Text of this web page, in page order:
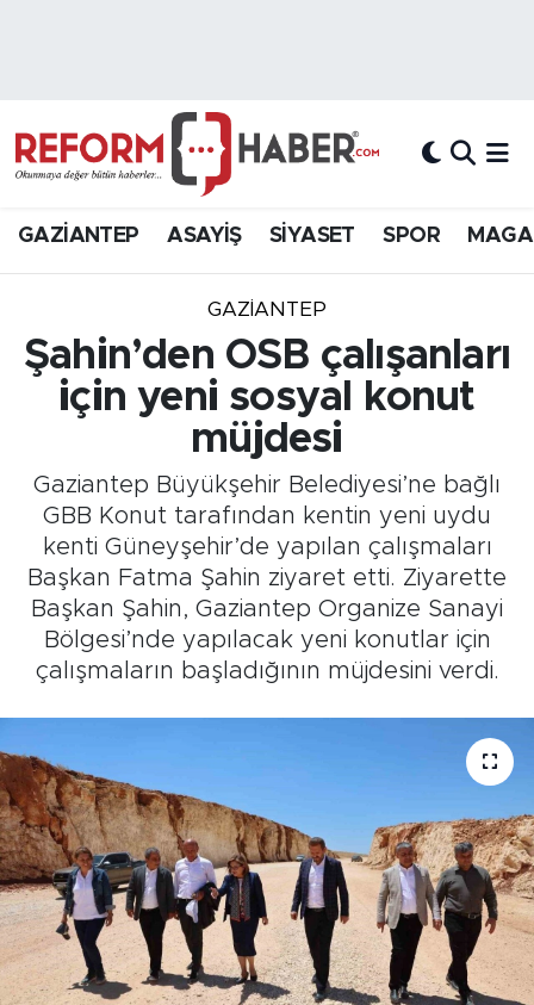
GAZİANTEP ASAYİŞ SİYASET SPOR
GAZIANTEP
Şahin’den OSB çalışanları
için yeni sosyal konut
müjdesi
Gaziantep Büyükşehir Belediyesi’ne bağlı
GBB Konut tarafından kentin yeni uydu
kenti Güneyşehir’de yapılan çalışmaları
Başkan Fatma Şahin ziyaret etti. Ziyarette
Başkan Şahin, Gaziantep Organize Sanayi
Bölgesi’nde yapılacak yeni konutlar için
çalışmaların başladığının müjdesini verdi.
Hava Durumu
Süper Lig Puan Durumu ve Fikstür
Tüm Manşetler
Son Dakika Haberleri